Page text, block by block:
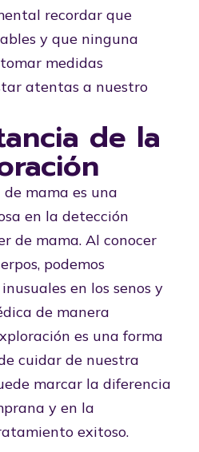
recordar que
y que ninguna
medidas
atentas a nuestro
de la
mama es una
en la detección
de mama. Al conocer
podemos
en los senos y
de manera
es una forma
cuidar de nuestra
marcar la diferencia
y en la
exitoso.